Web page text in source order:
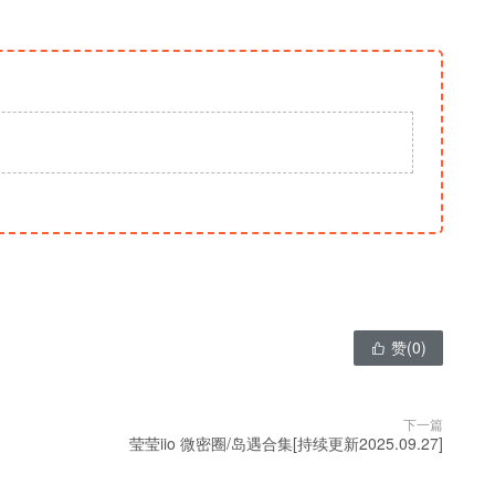
 赞(0)
下一篇
莹莹iio 微密圈/岛遇合集[持续更新2025.09.27]